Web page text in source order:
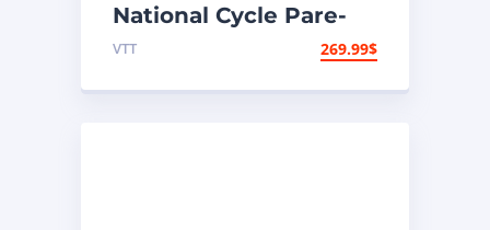
National Cycle Pare-
brise VTT Honda,
VTT 269.99$